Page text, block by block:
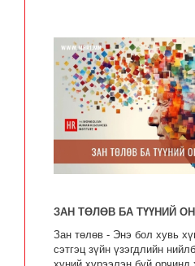
ЗАН ТӨЛӨВ БА ТҮҮНИЙ
Зан төлөв - Энэ бол хувь
сэтгэц зүйн үзэгдлийн